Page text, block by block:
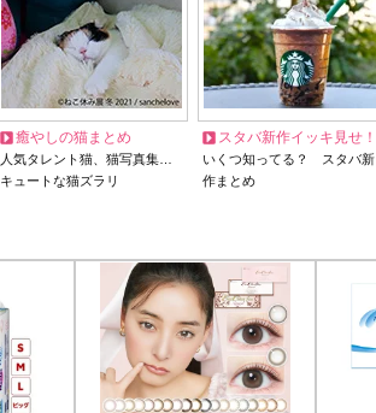
癒やしの猫まとめ
人気タレント猫、猫写真集…
キュートな猫ズラリ
スタバ新作イッキ見せ！
いくつ知ってる？ スタバ新
作まとめ